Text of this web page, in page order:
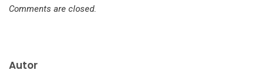
Comments are closed.
Autor